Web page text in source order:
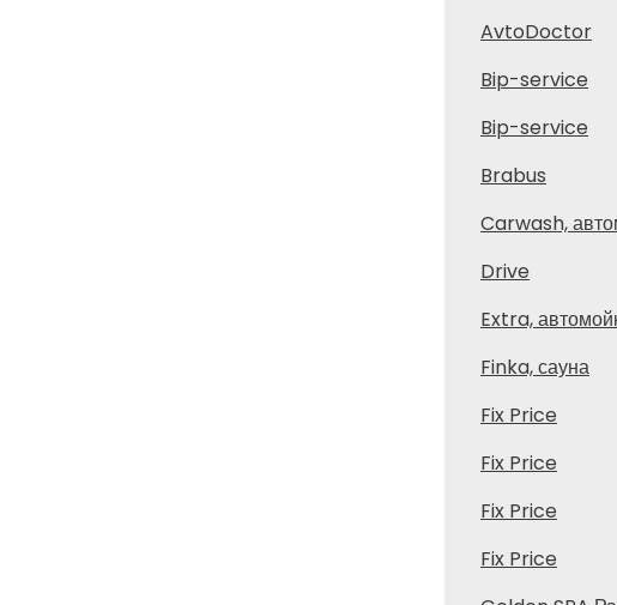
AvtoDoctor
Bip-service
Bip-service
Brabus
Carwash,
Drive
Extra,
Finka, сауна
Fix Price
Fix Price
Fix Price
Fix Price